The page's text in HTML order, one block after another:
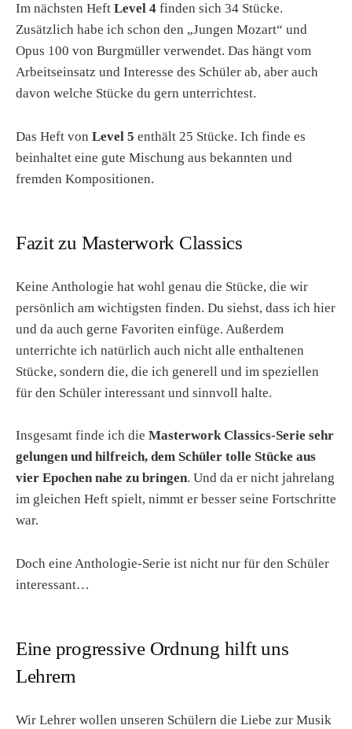
Im nächsten Heft Level 4 finden sich 34 Stücke.
Zusätzlich habe ich schon den „Jungen Mozart“ und
Opus 100 von Burgmüller verwendet. Das hängt vom
Arbeitseinsatz und Interesse des Schüler ab, aber auch
davon welche Stücke du gern unterrichtest.
Das Heft von Level 5 enthält 25 Stücke. Ich finde es
beinhaltet eine gute Mischung aus bekannten und
fremden Kompositionen.
Fazit zu Masterwork Classics
Keine Anthologie hat wohl genau die Stücke, die wir
persönlich am wichtigsten finden. Du siehst, dass ich hier
und da auch gerne Favoriten einfüge. Außerdem
unterrichte ich natürlich auch nicht alle enthaltenen
Stücke, sondern die, die ich generell und im speziellen
für den Schüler interessant und sinnvoll halte.
Insgesamt finde ich die Masterwork Classics-Serie sehr
gelungen und hilfreich, dem Schüler tolle Stücke aus
vier Epochen nahe zu bringen. Und da er nicht jahrelang
im gleichen Heft spielt, nimmt er besser seine Fortschritte
war.
Doch eine Anthologie-Serie ist nicht nur für den Schüler
interessant…
Eine progressive Ordnung hilft uns
Lehrern
Wir Lehrer wollen unseren Schülern die Liebe zur Musik